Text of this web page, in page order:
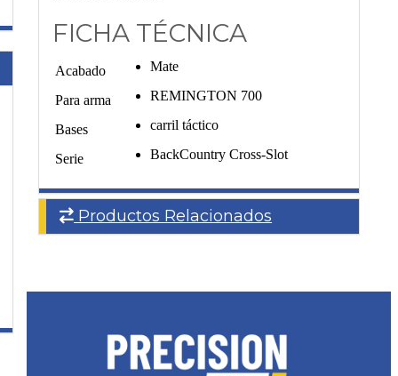
FICHA TÉCNICA
Acabado Mate
Para arma REMINGTON 700
Bases carril táctico
Serie BackCountry Cross-Slot
Productos Relacionados